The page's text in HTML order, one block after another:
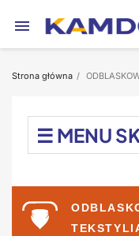

Strona główna
☰ MENU